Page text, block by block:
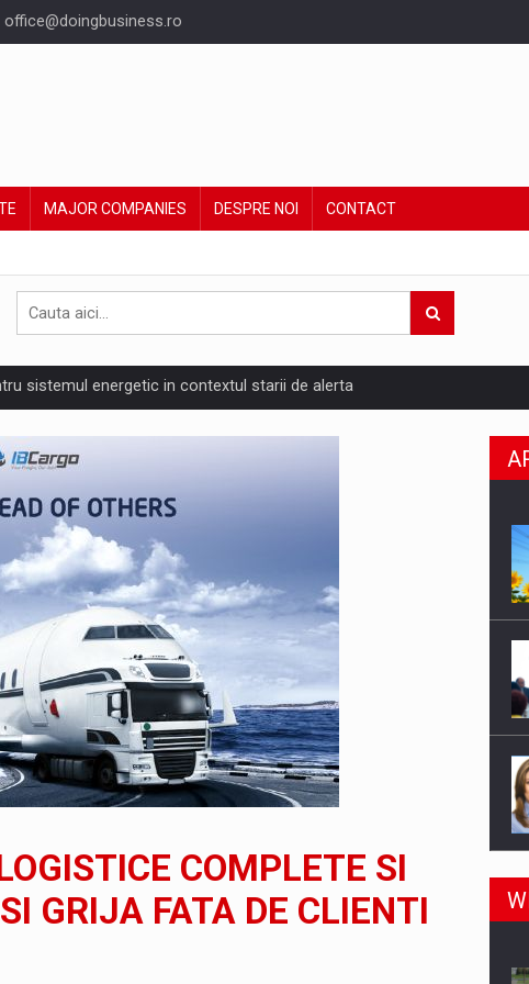
office@doingbusiness.ro
MAJOR COMPANIES DESPRE NOI CONTACT
sistemul energetic in contextul starii de alerta
pedepseste granitele?
Reveals About Bakuchiol's Evolution
noilor reglementari UE privind ambalajele pot risca retragerea
ON THE INTERNATIONAL BUSINESS SCENE
DIGITALIZED WHOLESALER IN ROMANIA
a Pall-Ex, liderul pietei de transport paletizat din Romania,
COMPLETE SI
GRIJA FATA DE CLIENTI